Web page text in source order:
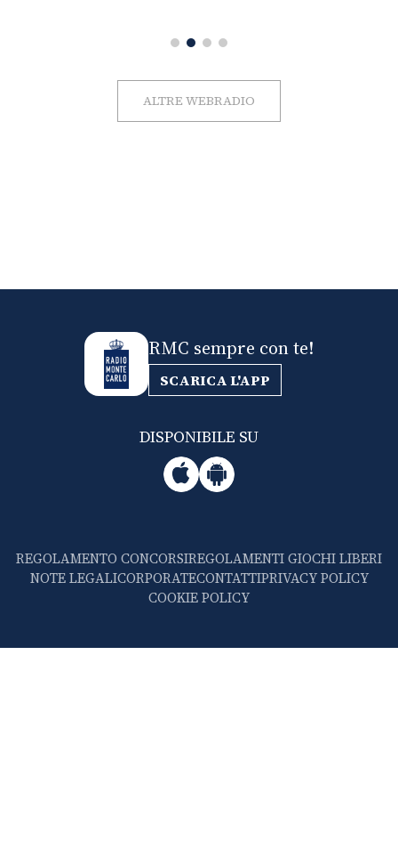
ALTRE WEBRADIO
RMC sempre con te!
SCARICA L'APP
DISPONIBILE SU
REGOLAMENTO CONCORSIREGOLAMENTI GIOCHI LIBERI
NOTE LEGALICORPORATECONTATTIPRIVACY POLICY
COOKIE POLICY